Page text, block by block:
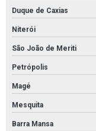
Duque de Caxias
Niterói
São João de Meriti
Petrópolis
Magé
Mesquita
Barra Mansa